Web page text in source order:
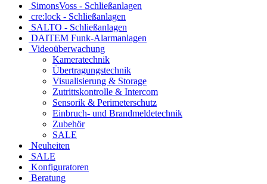
SimonsVoss - Schließanlagen
cre:lock - Schließanlagen
SALTO - Schließanlagen
DAITEM Funk-Alarmanlagen
Videoüberwachung
Kameratechnik
Übertragungstechnik
Visualisierung & Storage
Zutrittskontrolle & Intercom
Sensorik & Perimeterschutz
Einbruch- und Brandmeldetechnik
Zubehör
SALE
Neuheiten
SALE
Konfiguratoren
Beratung